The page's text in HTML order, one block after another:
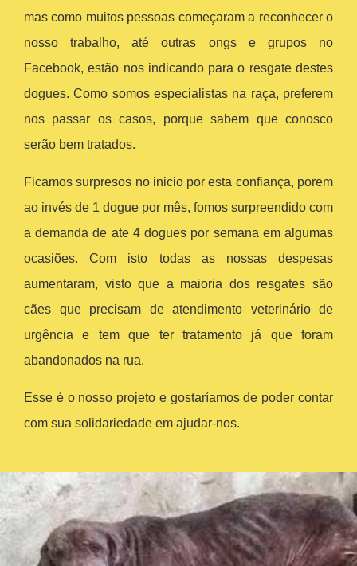
mas como muitos pessoas começaram a reconhecer o
nosso trabalho, até outras ongs e grupos no
Facebook, estão nos indicando para o resgate destes
dogues. Como somos especialistas na raça, preferem
nos passar os casos, porque sabem que conosco
serão bem tratados.
Ficamos surpresos no inicio por esta confiança, porem
ao invés de 1 dogue por mês, fomos surpreendido com
a demanda de ate 4 dogues por semana em algumas
ocasiões. Com isto todas as nossas despesas
aumentaram, visto que a maioria dos resgates são
cães que precisam de atendimento veterinário de
urgência e tem que ter tratamento já que foram
abandonados na rua.
Esse é o nosso projeto e gostaríamos de poder contar
com sua solidariedade em ajudar-nos.